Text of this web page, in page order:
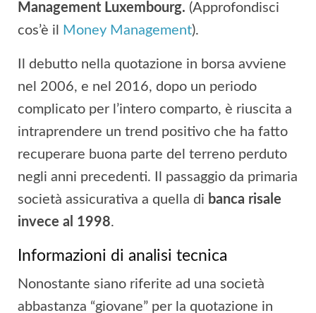
Management Luxembourg. (Approfondisci
cos’è il
Money Management).
Il debutto nella quotazione in borsa avviene
nel 2006, e nel 2016, dopo un periodo
complicato per l’intero comparto, è riuscita a
intraprendere un trend positivo che ha fatto
recuperare buona parte del terreno perduto
negli anni precedenti. Il passaggio da primaria
società assicurativa a quella di banca risale
invece al 1998.
Informazioni di analisi tecnica
Nonostante siano riferite ad una società
abbastanza “giovane” per la quotazione in